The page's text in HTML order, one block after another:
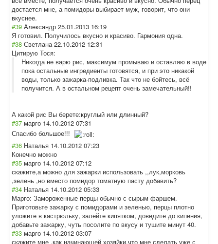
достается мне, а помидоры выбирает муж, говорит, что они
вкуснее.
#39 Александр 25.01.2013 16:19
Я готовил. Получилось вкусно и красиво. Гармония одна.
#38 Светлана 22.10.2012 12:31
Цитирую Тося:
Никогда не варю рис, максимум промываю и оставляю в воде
пока остальные ингредиенты готовятся, и при это никакой
воды, только зажарка-подливка. Так что не бойтесь, всё
получится. А в остальном рецепт очень замечательный!!
А какой рис Вы берете:круглый или длинный?
#37 марго 14.10.2012 07:31
Спасибо большое!!!
#36 Наталья 14.10.2012 07:23
Конечно можно
#35 марго 14.10.2012 07:12
скажите,а можно для зажарки использовать ,,лук,морковь
,зелень ,но вместо помидор томатную пасту добавить?
#34 Наталья 14.10.2012 05:33
Марго: Замороженные перцы обычно с сырым фаршем.
Приготовьте зажарку с помидорами и зеленью, перцы плотно
уложите в кастрюльку, залейте кипятком, доведите до кипения,
добавьте зажарку, чуть посолите по вкусу и тушите минут 40.
#33 марго 14.10.2012 03:07
скажите мне ,как начинающей хозяйки,что мне сделать уже с